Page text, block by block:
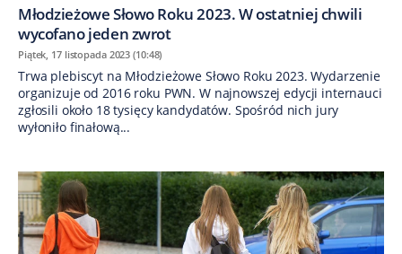
Młodzieżowe Słowo Roku 2023. W ostatniej chwili
wycofano jeden zwrot
Piątek, 17 listopada 2023 (10:48)
Trwa plebiscyt na Młodzieżowe Słowo Roku 2023. Wydarzenie
organizuje od 2016 roku PWN. W najnowszej edycji internauci
zgłosili około 18 tysięcy kandydatów. Spośród nich jury
wyłoniło finałową...